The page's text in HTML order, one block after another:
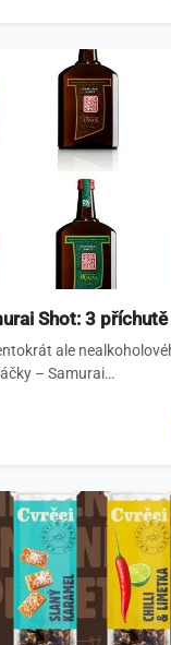
Shot: 3 příchutě
ale
– Samurai…